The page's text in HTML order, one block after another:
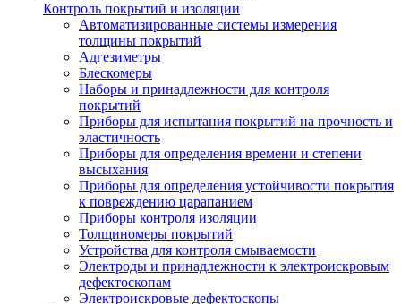
Контроль покрытий и изоляции
Автоматизированные системы измерения
толщины покрытий
Адгезиметры
Блескомеры
Наборы и принадлежности для контроля
покрытий
Приборы для испытания покрытий на прочность и
эластичность
Приборы для определения времени и степени
высыхания
Приборы для определения устойчивости покрытия
к повреждению царапанием
Приборы контроля изоляции
Толщиномеры покрытий
Устройства для контроля смываемости
Электроды и принадлежности к электроискровым
дефектоскопам
Электроискровые дефектоскопы